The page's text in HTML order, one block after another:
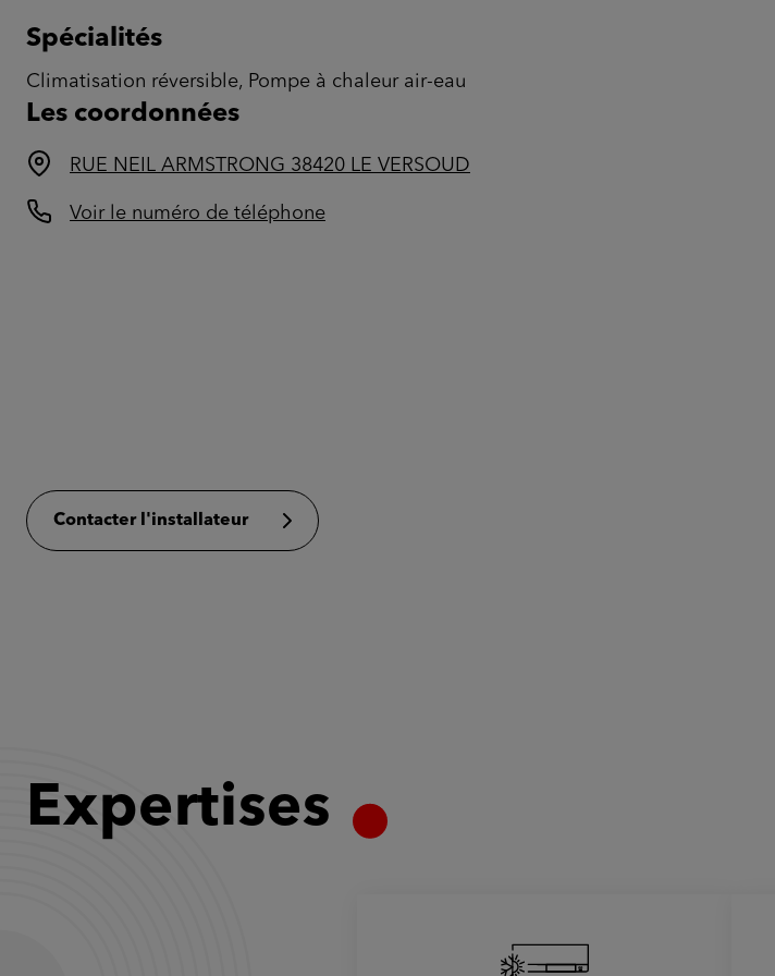
Spécialités
Climatisation réversible, Pompe à chaleur air-eau
Les coordonnées
RUE NEIL ARMSTRONG 38420 LE VERSOUD
Voir le numéro de téléphone
Contacter l'installateur
Expertises